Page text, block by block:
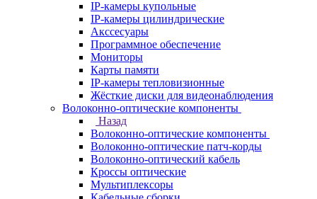
IP-камеры купольные
IP-камеры цилиндрические
Акссесуары
Программное обеспечение
Мониторы
Карты памяти
IP-камеры тепловизионные
Жёсткие диски для видеонаблюдения
Волоконно-оптические компоненты
Назад
Волоконно-оптические компоненты
Волоконно-оптические патч-корды
Волоконно-оптический кабель
Кроссы оптические
Мультиплексоры